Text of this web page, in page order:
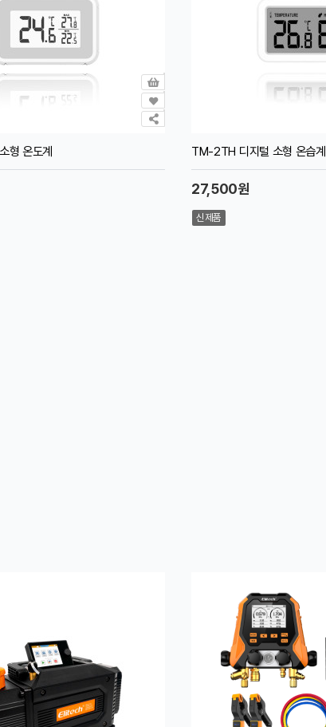
형 온도계 TM-2TH 디지털 소형 온습계
27,500원
신제품